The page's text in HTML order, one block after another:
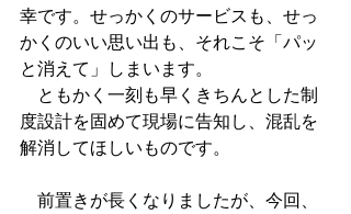
幸です。せっかくのサービスも、せっ
かくのいい思い出も、それこそ「パッ
と消えて」しまいます。
ともかく一刻も早くきちんとした制
度設計を固めて現場に告知し、混乱を
解消してほしいものです。
前置きが長くなりましたが、今回、